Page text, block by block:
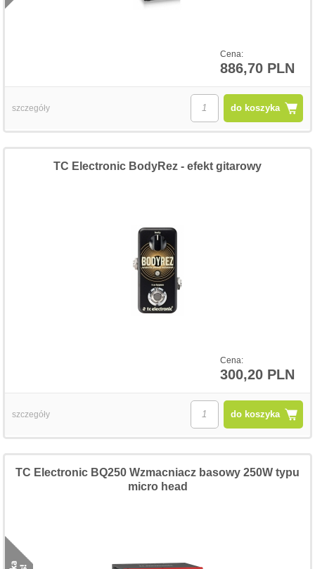
Cena:
886,70 PLN
do koszyka
szczegóły
Cena:
300,20 PLN
TC Electronic BodyRez - efekt gitarowy
do koszyka
szczegóły
TC Electronic BQ250 Wzmacniacz basowy 250W typu
micro head